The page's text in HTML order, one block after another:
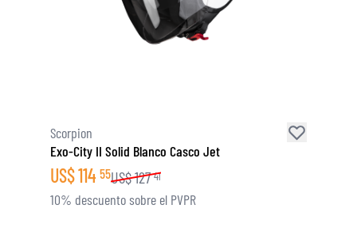
Scorpion
Exo-City II Solid Blanco Casco Jet
US$114 55US$127 41
10% descuento sobre el PVPR